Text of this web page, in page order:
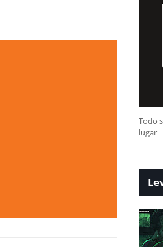
Todo
lugar